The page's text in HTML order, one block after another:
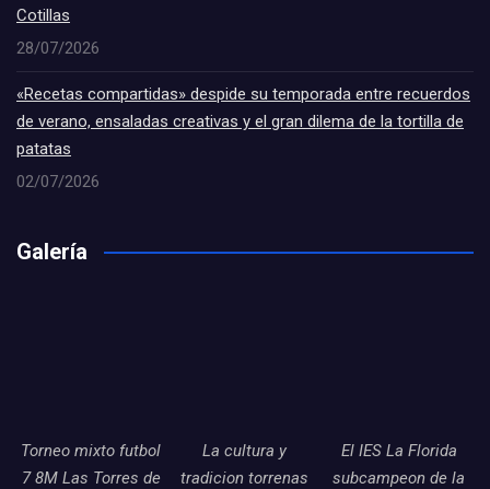
Cotillas
28/07/2026
«Recetas compartidas» despide su temporada entre recuerdos
de verano, ensaladas creativas y el gran dilema de la tortilla de
patatas
02/07/2026
Galería
Torneo mixto futbol
7 8M Las Torres de
La cultura y
tradicion torrenas
El IES La Florida
subcampeon de la